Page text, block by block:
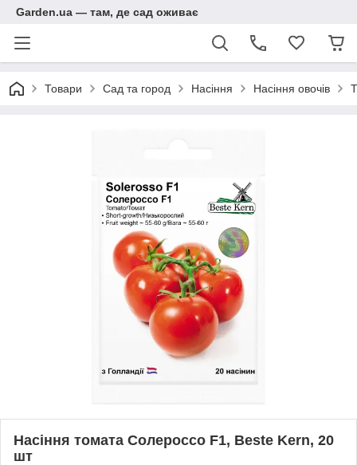
Garden.ua — там, де сад оживає
Товари Сад та город Насіння Насіння овочів
Насіння томата Солероссо F1, Beste Kern, 20
шт